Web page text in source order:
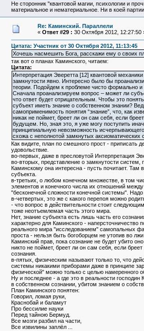
Не сторонник "квантовой магии, психологии и
материальное и нематериальное. Ни в коей
Re: Каминский. Параллели
« Ответ #29 : 30 Октября 2012, 12:27:50
Цитата: Участник от 30 Октября 2012, 11:13:45
Хочешь насмешить Бога, расскажи ему о своих
так вот о планах Каминского, читаем:
Цитата:
Интерпретация Эверетта [12] квантовой
замкнутости явно. Интересно было бы
теории. Подойдем к проблеме чисто формально и
Сначала проанализируем вопрос – может ли
что ответ будет отрицательным. Чтобы это
субъект иметь знание о собственном знании?
самоприменимость понятия “знание”, что, как
никак не поймет, бреет ли он сам себя, если
будущем. Но, зная это, я уже могу поступить
принципиальную невозможность
схожа с неполнотой замкнутых
Как видите, план по смешного прост - приписать
удовольствие.
во-первых, даже в пресловутой Интерпретация
во-вторых, представление о замкнутости
Каминскому она интересна - пусть почитает. Там
субъекта.
в-третьих, о любом конечном множестве, в том
элементов и конечного числа их отношений
"бесконечной сложности конечной системы".
в-четвертых, это же с какого перепоя можно
- что вопрос в действительности стоит
тоже неотъемлемая часть этого мира.
Нет, знание субъекта есть лишь часть его
характерно для Каминского -
реального мира "исследованием" самопальных
проста - нельзя быть богоборцем не утопив во
Каминский прав, пока сознание не будет убито
никто не поймет, бреет ли он сам себя, если
сознания.
в-пятых, физическим называют только то, что
системы никакими приборами даже в принципе
физической" можно только с целью намеренного
Ну и последнее - а где это в реальности
в собственном сознании, убитом знанием о
План Каминского понятен:
Говорил, ломая руки,
Краснобай и баламут
Про бессилие науки
Перед тайною Бермуд.
Все мозги разбил на части,
Все извилины заплёл ...